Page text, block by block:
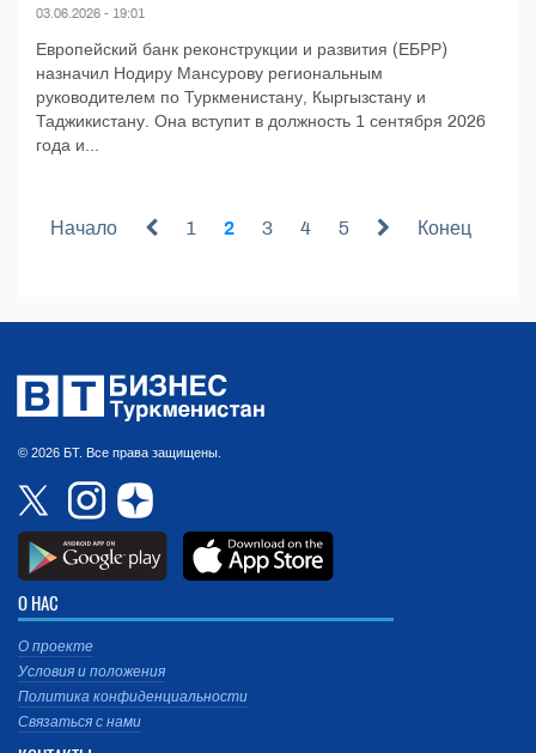
03.06.2026 - 19:01
Европейский банк реконструкции и развития (ЕБРР)
назначил Нодиру Мансурову региональным
руководителем по Туркменистану, Кыргызстану и
Таджикистану. Она вступит в должность 1 сентября 2026
года и...
Начало 1 2 3 4 5 Конец
© 2026 БТ. Все права защищены.
О НАС
О проекте
Условия и положения
Политика конфиденциальности
Связаться с нами